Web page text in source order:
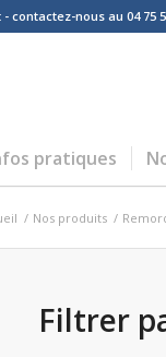
nous au 04 75
pratiques
/ Nos produits /
Filtrer